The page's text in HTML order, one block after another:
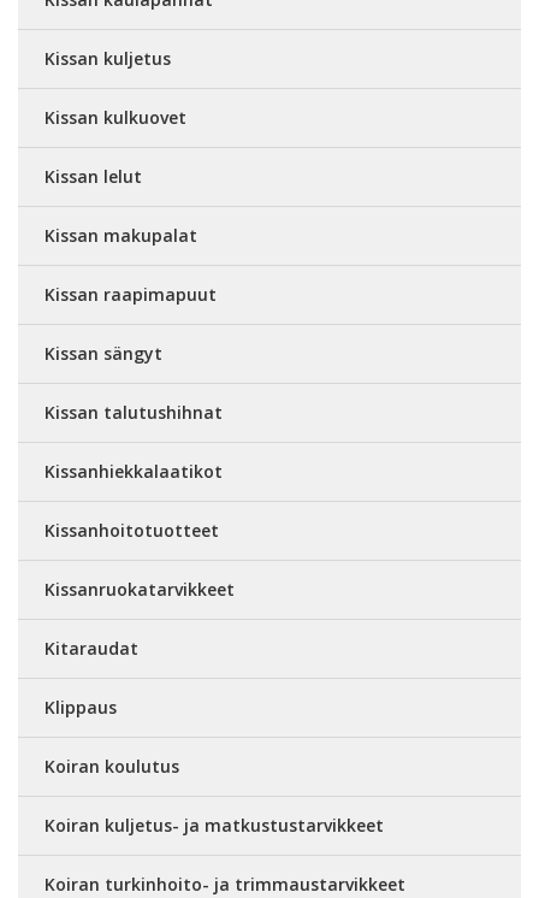
Kissan kuljetus
Kissan kulkuovet
Kissan lelut
Kissan makupalat
Kissan raapimapuut
Kissan sängyt
Kissan talutushihnat
Kissanhiekkalaatikot
Kissanhoitotuotteet
Kissanruokatarvikkeet
Kitaraudat
Klippaus
Koiran koulutus
Koiran kuljetus- ja matkustustarvikkeet
Koiran turkinhoito- ja trimmaustarvikkeet